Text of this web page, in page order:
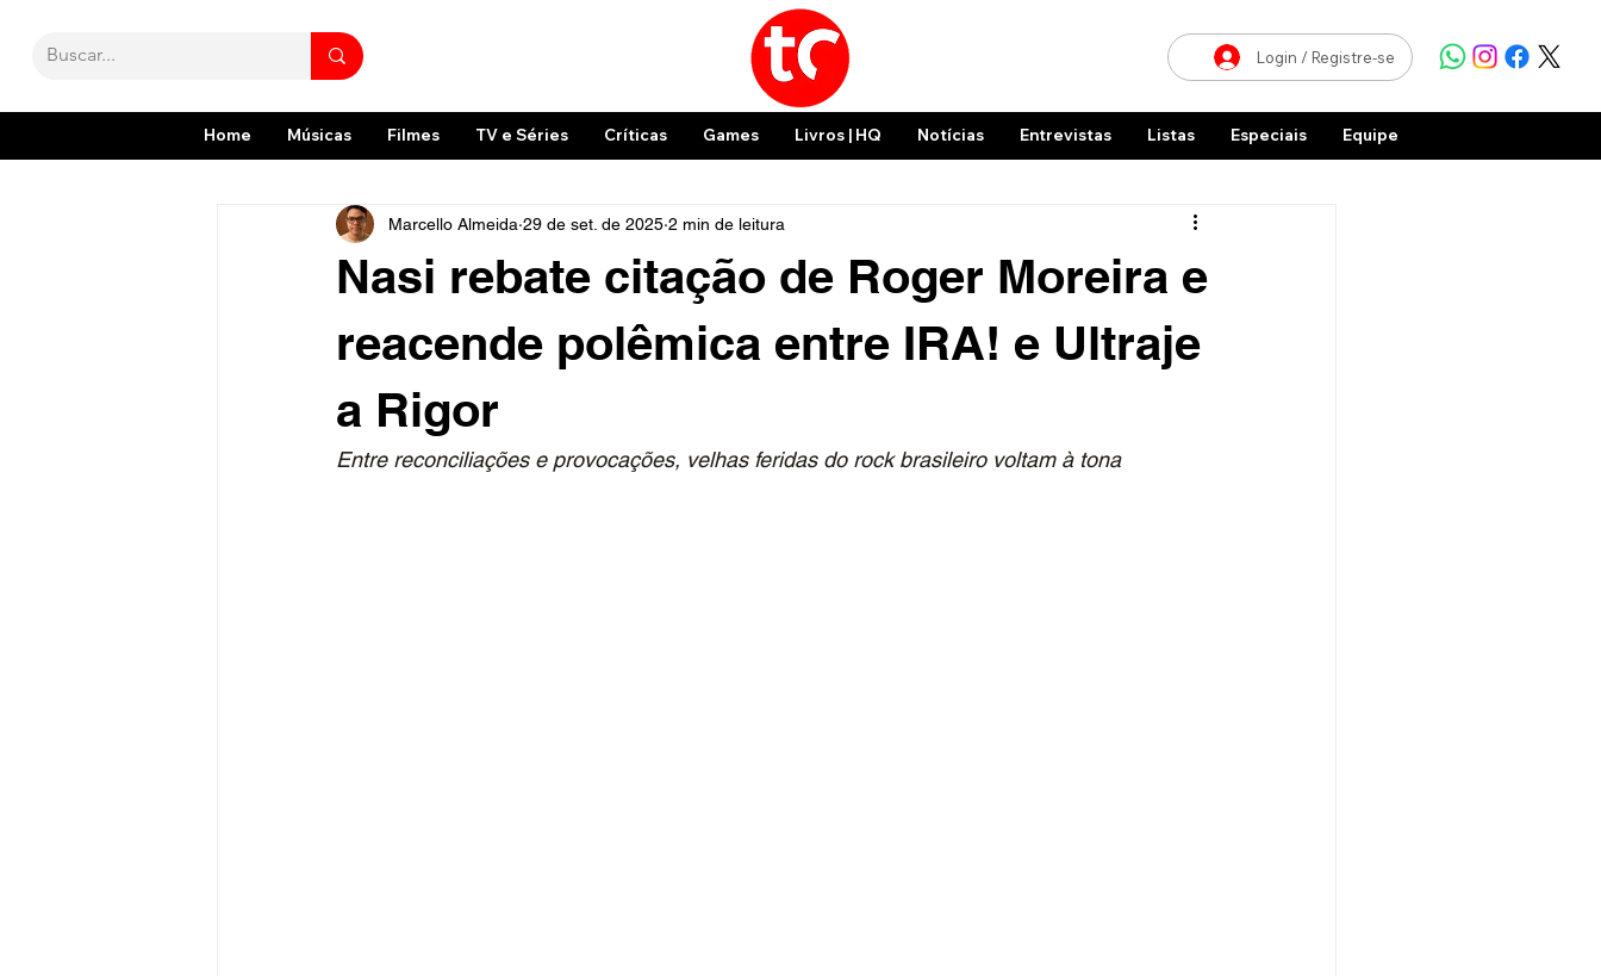
Login / Registre-se
Home Músicas Filmes TV e Séries Críticas Games Livros | HQ Notícias Entrevistas Listas Especiais Equipe
Nasi rebate citação de Roger Moreira e
reacende polêmica entre IRA! e Ultraje
a Rigor
Marcello Almeida 29 de set. de 2025 2 min de leitura
Entre reconciliações e provocações, velhas feridas do rock brasileiro voltam à tona